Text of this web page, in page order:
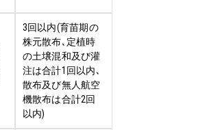
3回以内(育苗期の
株元散布､定植時
の土壌混和及び灌
注は合計1回以内､
散布及び無人航空
機散布は合計2回
以内)